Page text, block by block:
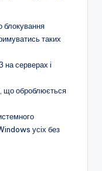
блокування
таких
на серверах і
що оброблюється
усіх без